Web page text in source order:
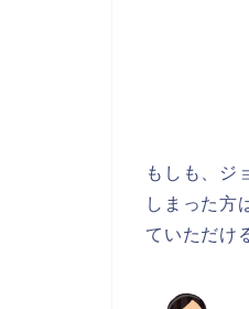
もしも、ジ
しまった方
ていただけ